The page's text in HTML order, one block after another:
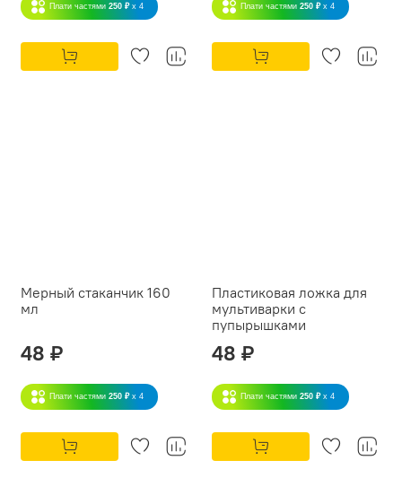
Плати частями 250 ₽ x 4 Плати частями 250 ₽ x 4
Мерный стаканчик 160
мл
48 ₽
Плати частями 250 ₽ x 4
Пластиковая ложка для
мультиварки с
пупырышками
48 ₽
Плати частями 250 ₽ x 4